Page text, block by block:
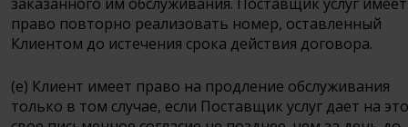
право повторно реализовать номер, оставленный
Клиентом до истечения срока действия договора.
(e) Клиент имеет право на продление обслуживания
только в том случае, если Поставщик услуг дает на это